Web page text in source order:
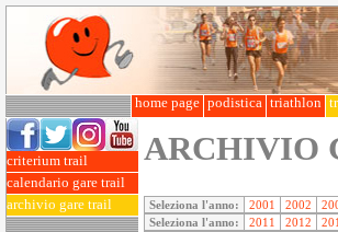
home page podistica triathlon
criterium trail
calendario gare trail
archivio gare trail
ARCHIVIO
Seleziona l'anno: 2001 2002
Seleziona l'anno:
2011 2012